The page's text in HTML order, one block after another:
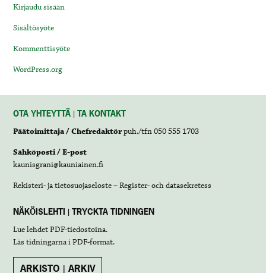
Kirjaudu sisään
Sisältösyöte
Kommenttisyöte
WordPress.org
OTA YHTEYTTÄ | TA KONTAKT
Päätoimittaja / Chefredaktörpuh./tfn 050 555 1703
Sähköposti / E-post
kaunisgrani@kauniainen.fi
Rekisteri- ja tietosuojaseloste – Register- och datasekretess
NÄKÖISLEHTI | TRYCKTA TIDNINGEN
Lue lehdetPDF-tiedostoina.
Läs tidningarna iPDF-format.
ARKISTO | ARKIV